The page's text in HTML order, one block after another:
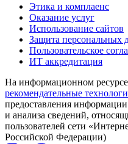
Этика и комплаенс
Оказание услуг
Использование сайтов
Защита персональных
Пользовательское
ИТ аккредитация
На информационном
рекомендательные
предоставления
и анализа сведений,
пользователей сети
Российской Федерации)